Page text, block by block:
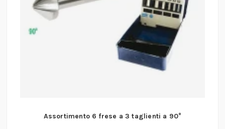
Assortimento 6 frese a 3 taglienti a 90°